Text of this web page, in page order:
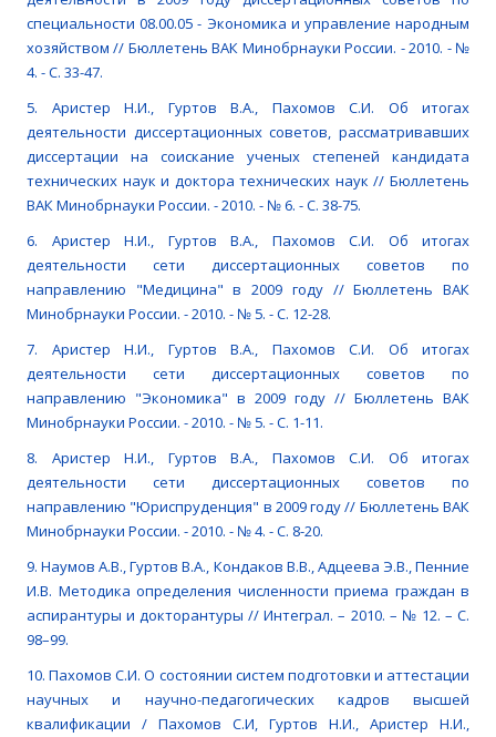
специальности 08.00.05 - Экономика и управление народным
хозяйством // Бюллетень ВАК Минобрнауки России. - 2010. - №
4. - С. 33-47.
5. Аристер Н.И., Гуртов В.А., Пахомов С.И. Об итогах
деятельности диссертационных советов, рассматривавших
диссертации на соискание ученых степеней кандидата
технических наук и доктора технических наук // Бюллетень
ВАК Минобрнауки России. - 2010. - № 6. - С. 38-75.
6. Аристер Н.И., Гуртов В.А., Пахомов С.И. Об итогах
деятельности сети диссертационных советов по
направлению "Медицина" в 2009 году // Бюллетень ВАК
Минобрнауки России. - 2010. - № 5. - С. 12-28.
7. Аристер Н.И., Гуртов В.А., Пахомов С.И. Об итогах
деятельности сети диссертационных советов по
направлению "Экономика" в 2009 году // Бюллетень ВАК
Минобрнауки России. - 2010. - № 5. - С. 1-11.
8. Аристер Н.И., Гуртов В.А., Пахомов С.И. Об итогах
деятельности сети диссертационных советов по
направлению "Юриспруденция" в 2009 году // Бюллетень ВАК
Минобрнауки России. - 2010. - № 4. - С. 8-20.
9. Наумов А.В., Гуртов В.А., Кондаков В.В., Адцеева Э.В., Пенние
И.В. Методика определения численности приема граждан в
аспирантуры и докторантуры // Интеграл. – 2010. – № 12. – С.
98–99.
10. Пахомов С.И. О состоянии систем подготовки и аттестации
научных и научно-педагогических кадров высшей
квалификации / Пахомов С.И, Гуртов Н.И., Аристер Н.И.,